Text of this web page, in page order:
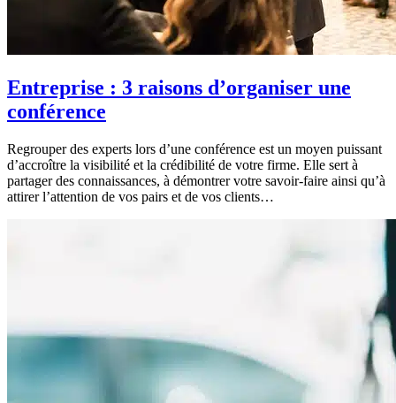
Entreprise : 3 raisons d’organiser une
conférence
Regrouper des experts lors d’une conférence est un moyen puissant
d’accroître la visibilité et la crédibilité de votre firme. Elle sert à
partager des connaissances, à démontrer votre savoir-faire ainsi qu’à
attirer l’attention de vos pairs et de vos clients…